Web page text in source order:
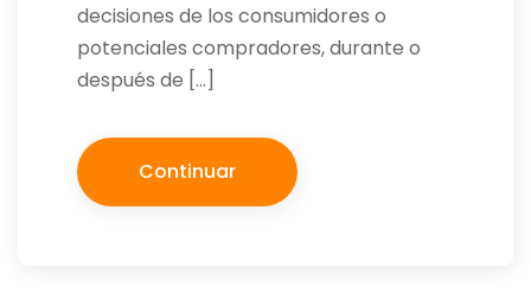
decisiones de los consumidores o
potenciales compradores, durante o
después de […]
Continuar